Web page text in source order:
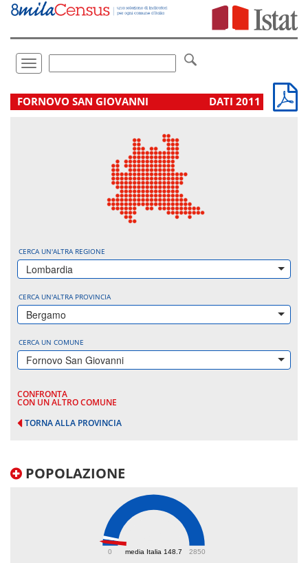
Vai
direttamente
Toggle
navigation
.
FORNOVO SAN GIOVANNI DATI 2011
CERCA UN'ALTRA REGIONE
Lombardia
CERCA UN'ALTRA PROVINCIA
Bergamo
CERCA UN COMUNE
Fornovo San Giovanni
CONFRONTA
CON UN ALTRO COMUNE
TORNA ALLA PROVINCIA
POPOLAZIONE
media Italia 148.7
0 2850